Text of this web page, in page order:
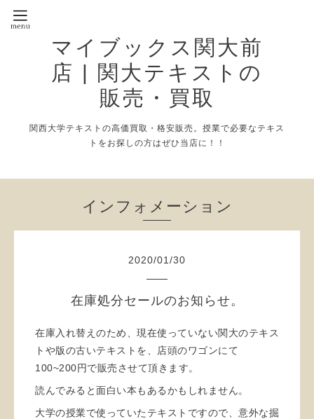
マイブックス関大前
店 | 関大テキストの
販売・買取
関西大学テキストの高価買取・格安販売。授業で必要なテキス
トをお探しの方はぜひ当店に！！
インフォメーション
2020/01 /30
在庫処分セールのお知らせ。
在庫入れ替えのため、現在使っていない関大のテキス
トや版の古いテキストを、店頭のワゴンにて
100~200円で販売させて頂きます。
読んでみると面白い本もあるかもしれません。
大学の授業で使っていたテキストですので、意外な掘